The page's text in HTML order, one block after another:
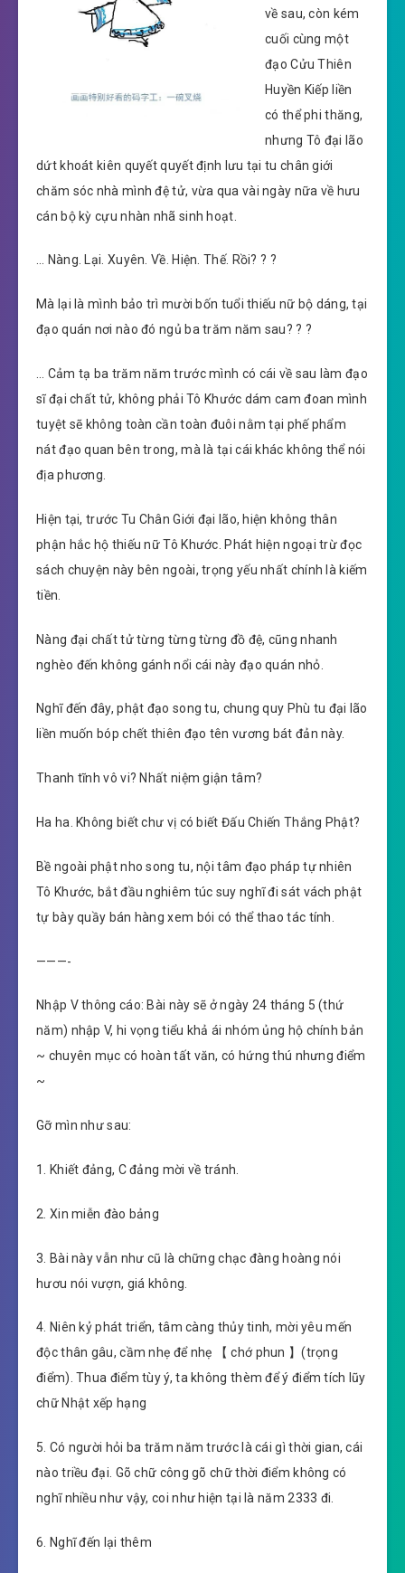
về sau, còn kém
cuối cùng một
đạo Cửu Thiên
Huyền Kiếp liền
có thể phi thăng,
nhưng Tô đại lão
dứt khoát kiên quyết quyết định lưu tại tu chân giới
chăm sóc nhà mình đệ tử, vừa qua vài ngày nữa về hưu
cán bộ kỳ cựu nhàn nhã sinh hoạt.
… Nàng. Lại. Xuyên. Về. Hiện. Thế. Rồi? ? ?
Mà lại là mình bảo trì mười bốn tuổi thiếu nữ bộ dáng, tại
đạo quán nơi nào đó ngủ ba trăm năm sau? ? ?
… Cảm tạ ba trăm năm trước mình có cái về sau làm đạo
sĩ đại chất tử, không phải Tô Khước dám cam đoan mình
tuyệt sẽ không toàn cần toàn đuôi nằm tại phế phẩm
nát đạo quan bên trong, mà là tại cái khác không thể nói
địa phương.
Hiện tại, trước Tu Chân Giới đại lão, hiện không thân
phận hắc hộ thiếu nữ Tô Khước. Phát hiện ngoại trừ đọc
sách chuyện này bên ngoài, trọng yếu nhất chính là kiếm
tiền.
Nàng đại chất tử từng từng từng đồ đệ, cũng nhanh
nghèo đến không gánh nổi cái này đạo quán nhỏ.
Nghĩ đến đây, phật đạo song tu, chung quy Phù tu đại lão
liền muốn bóp chết thiên đạo tên vương bát đản này.
Thanh tĩnh vô vi? Nhất niệm giận tâm?
Ha ha. Không biết chư vị có biết Đấu Chiến Thắng Phật?
Bề ngoài phật nho song tu, nội tâm đạo pháp tự nhiên
Tô Khước, bắt đầu nghiêm túc suy nghĩ đi sát vách phật
tự bày quầy bán hàng xem bói có thể thao tác tính.
———-
Nhập V thông cáo: Bài này sẽ ở ngày 24 tháng 5 (thứ
năm) nhập V, hi vọng tiểu khả ái nhóm ủng hộ chính bản
~ chuyên mục có hoàn tất văn, có hứng thú nhưng điểm
~
Gỡ mìn như sau:
1. Khiết đảng, C đảng mời về tránh.
2. Xin miễn đào bảng
3. Bài này vẫn như cũ là chững chạc đàng hoàng nói
hươu nói vượn, giá không.
4. Niên kỷ phát triển, tâm càng thủy tinh, mời yêu mến
độc thân gâu, cầm nhẹ để nhẹ 【 chớ phun 】(trọng
điểm). Thua điểm tùy ý, ta không thèm để ý điểm tích lũy
chữ Nhật xếp hạng
5. Có người hỏi ba trăm năm trước là cái gì thời gian, cái
nào triều đại. Gõ chữ công gõ chữ thời điểm không có
nghĩ nhiều như vậy, coi như hiện tại là năm 2333 đi.
6. Nghĩ đến lại thêm